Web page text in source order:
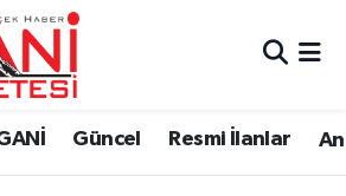
Güncel Resmi İlanlar
Eczaneler